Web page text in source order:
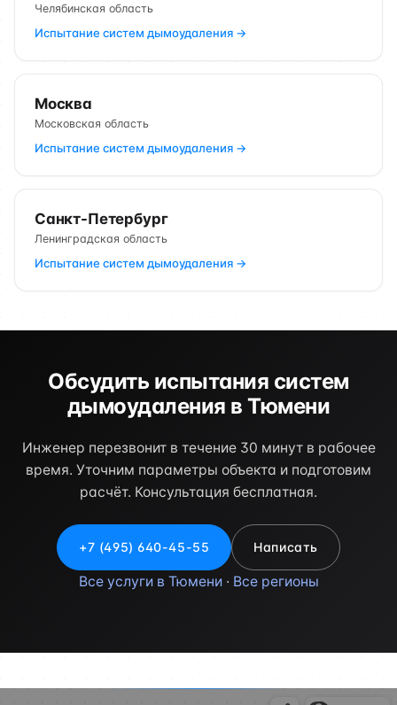
Челябинская область
Испытание систем дымоудаления →
Москва
Московская область
Испытание систем дымоудаления →
Санкт-Петербург
Ленинградская область
Испытание систем дымоудаления →
Обсудить испытания систем
дымоудаления в Тюмени
Инженер перезвонит в течение 30 минут в рабочее
время. Уточним параметры объекта и подготовим
расчёт. Консультация бесплатная.
+7 (495) 640-45-55 Написать
Все услуги в Тюмени· Все регионы